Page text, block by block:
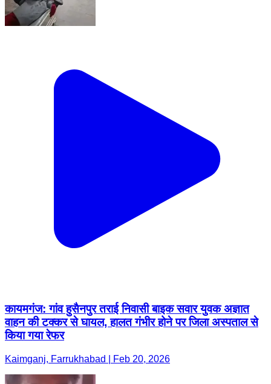
कायमगंज: गांव हुसैनपुर तराई निवासी बाइक सवार युवक अज्ञात
वाहन की टक्कर से घायल, हालत गंभीर होने पर जिला अस्पताल से
किया गया रेफर
Kaimganj, Farrukhabad | Feb 20, 2026